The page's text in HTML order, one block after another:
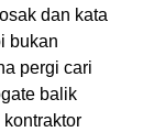
dan kata
bukan
pergi cari
balik